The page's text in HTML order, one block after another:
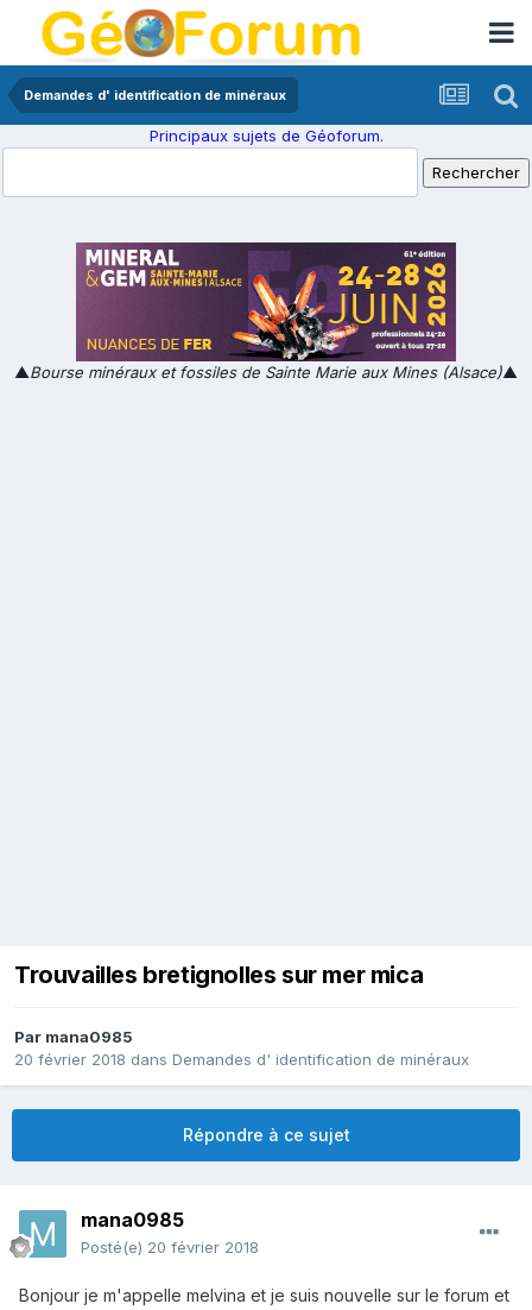
Demandes d' identification de minéraux
Principaux sujets de Géoforum.
▲Bourse minéraux et fossiles de Sainte Marie aux Mines (Alsace)▲
Trouvailles bretignolles sur mer mica
Par mana0985
20 février 2018 dans Demandes d' identification de minéraux
Répondre à ce sujet
mana0985
Posté(e) 20 février 2018
Bonjour je m'appelle melvina et je suis nouvelle sur le forum et